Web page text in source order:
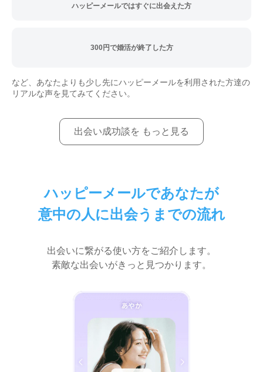
ハッピーメールではすぐに出会えた方
300円で婚活が終了した方
など、あなたよりも少し先にハッピーメールを利用された方達の
リアルな声を見てみてください。
出会い成功談を もっと見る
ハッピーメールであなたが
意中の人に出会うまでの流れ
出会いに繋がる使い方をご紹介します。
素敵な出会いがきっと見つかります。